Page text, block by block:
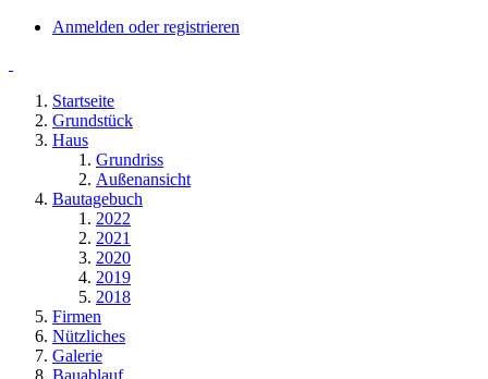
Anmelden oder registrieren
Startseite
Grundstück
Haus
Grundriss
Außenansicht
Bautagebuch
2022
2021
2020
2019
2018
Firmen
Nützliches
Galerie
Bauablauf